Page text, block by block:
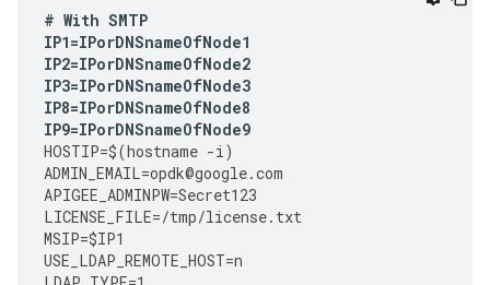
# With SMTP
IP1=IPorDNSnameOfNode1
IP2=IPorDNSnameOfNode2
IP3=IPorDNSnameOfNode3
IP8=IPorDNSnameOfNode8
IP9=IPorDNSnameOfNode9
HOSTIP=$(hostname -i)
ADMIN_EMAIL=opdk@google.com
APIGEE_ADMINPW=Secret123
LICENSE_FILE=/tmp/license.txt
MSIP=$IP1
USE_LDAP_REMOTE_HOST=n